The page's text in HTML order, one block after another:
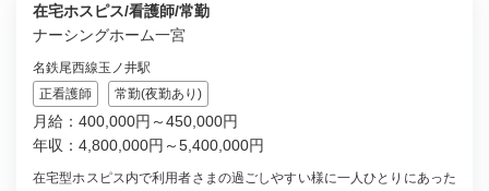
在宅ホスピス/看護師/常勤
ナーシングホーム一宮
名鉄尾西線玉ノ井駅
正看護師
常勤(夜勤あり)
月給：400,000円～450,000円
年収：4,800,000円～5,400,000円
在宅型ホスピス内で利用者さまの過ごしやすい様に一人ひとりにあった